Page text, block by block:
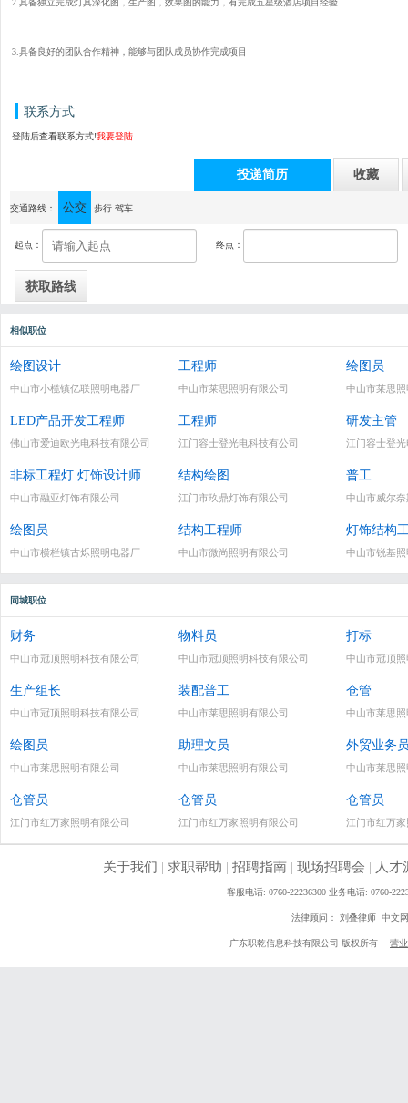
3.具备良好的团队合作精神，能够与团队成员协作完成项目
联系方式
登陆后查看联系方式!我要登陆
投递简历 收藏
通讯地址：中山市古镇海洲胜利二路24号
交通路线： 公交 步行 驾车
起点： 终点：
相似职位
绘图设计
中山市小榄镇亿联照明电器厂
工程师
中山市莱思照明有限公司
绘图员
中山市莱思
LED产品开发工程师
佛山市爱迪欧光电科技有限公司
工程师
江门容士登光电科技有公司
研发主管
江门容士登
非标工程灯 灯饰设计师
中山市融亚灯饰有限公司
结构绘图
江门市玖鼎灯饰有限公司
普工
中山市威尔
绘图员
中山市横栏镇古烁照明电器厂
结构工程师
中山市微尚照明有限公司
灯饰结构
中山市锐基
同城职位
财务
中山市冠顶照明科技有限公司
物料员
中山市冠顶照明科技有限公司
打标
中山市冠顶
生产组长
中山市冠顶照明科技有限公司
装配普工
中山市莱思照明有限公司
仓管
中山市莱思
绘图员
中山市莱思照明有限公司
助理文员
中山市莱思照明有限公司
外贸业务
中山市莱思
仓管员
江门市红万家照明有限公司
仓管员
江门市红万家照明有限公司
仓管员
江门市红万
关于我们 | 求职帮助 | 招聘指南| 现场招聘会 | 人才
客服电话: 0760-22236300 业务电话: 0760-
法律顾问： 刘叠律师 中文
广东职乾信息科技有限公司 版权所有 营